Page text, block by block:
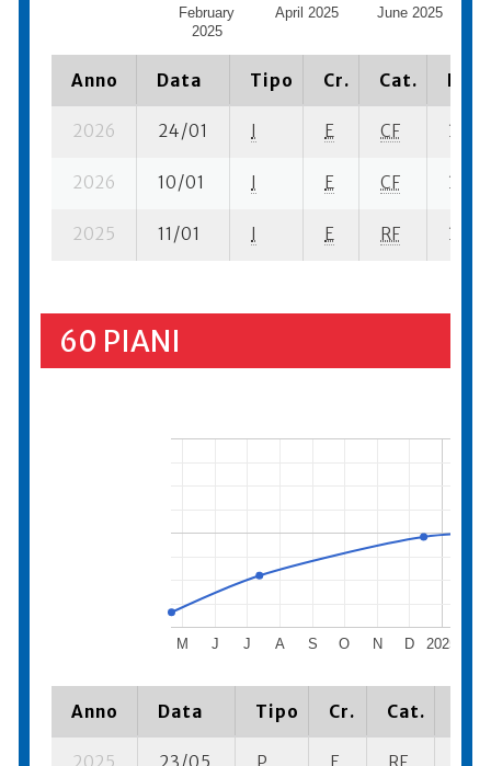
February
2025
April 2025 June 2025
Anno Data Tipo Cr. Cat.
2026 24/01 I E CF 3 se-
2026 10/01 I E CF 3 se-
2025 11/01 I E RF 3 se-
60 PIANI
2025
M J J A S O N D
Anno Data Tipo Cr. Cat.